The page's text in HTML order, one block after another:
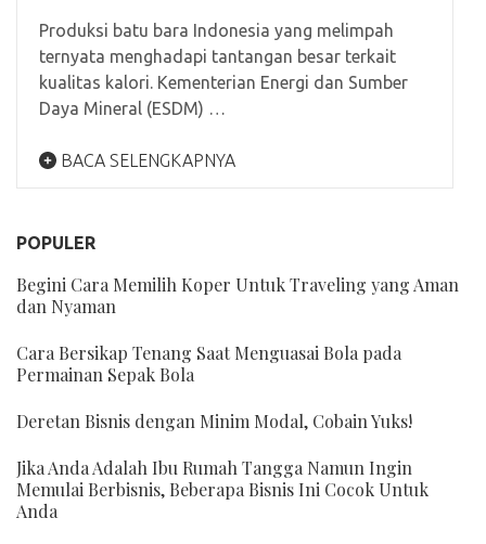
Produksi batu bara Indonesia yang melimpah
ternyata menghadapi tantangan besar terkait
kualitas kalori. Kementerian Energi dan Sumber
Daya Mineral (ESDM) …
BACA SELENGKAPNYA
POPULER
Begini Cara Memilih Koper Untuk Traveling yang Aman
dan Nyaman
Cara Bersikap Tenang Saat Menguasai Bola pada
Permainan Sepak Bola
Deretan Bisnis dengan Minim Modal, Cobain Yuks!
Jika Anda Adalah Ibu Rumah Tangga Namun Ingin
Memulai Berbisnis, Beberapa Bisnis Ini Cocok Untuk
Anda